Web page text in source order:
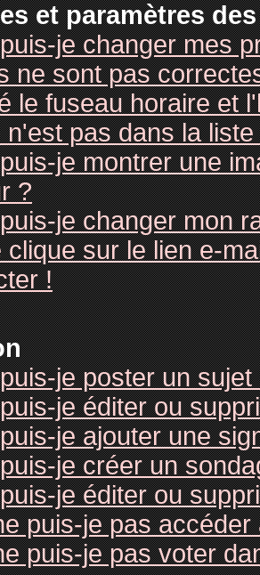
et paramètres
je changer mes
ne sont pas
le fuseau horaire et
n'est pas dans la liste
je montrer une
?
je changer mon
clique sur le lien e-
!
je poster un
je éditer ou
je ajouter une
je créer un
je éditer ou
puis-je pas accéder
puis-je pas voter